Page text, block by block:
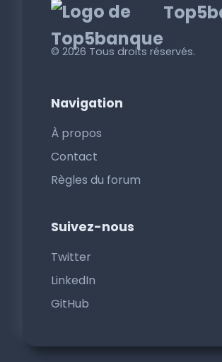
© 2026 Tous droits réservés.
Navigation
À propos
Contact
Règles du forum
Suivez-nous
Twitter
LinkedIn
GitHub